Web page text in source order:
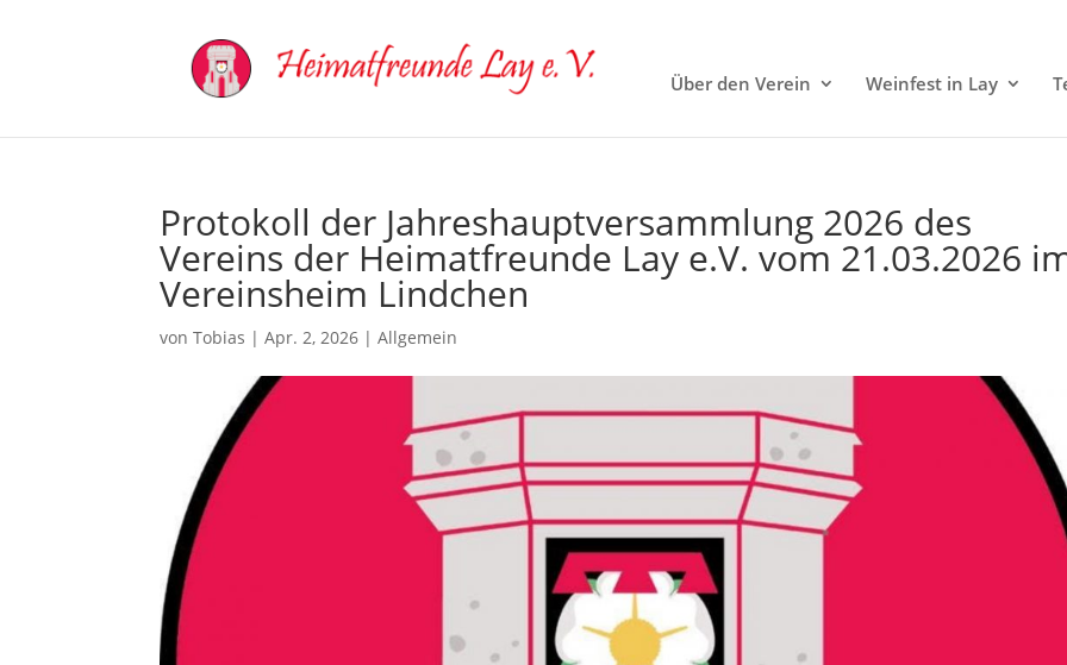
Über den Verein Weinfest in Lay
Protokoll der Jahreshauptversammlung 2026 des
Vereins der Heimatfreunde Lay e.V. vom 21.03.2026
Vereinsheim Lindchen
vonTobias |Apr. 2, 2026 |Allgemein